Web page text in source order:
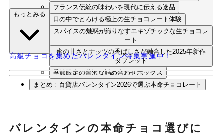
フランス伝統の味わいを現代に伝える逸品
口の中でとろける極上の生チョコレート体験
スパイスの魅惑が織りなすエキゾチックな生チョコレ
ート
蜜の甘さとナッツの香ばしさが融合した2025年新作
タブレット
季節限定の贅沢な詰め合わせボックス
まとめ：百貨店バレンタイン2026で選ぶ本命チョコレート
もっとみる
高級チョコを集めたバレンタイン特集実施中！
バレンタインの本命チョコ選びに